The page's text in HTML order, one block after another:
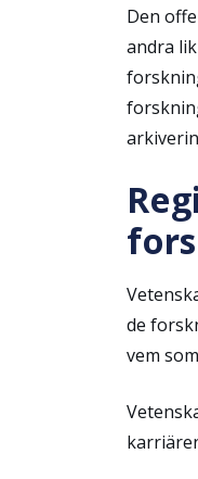
Den
andra
de
vem